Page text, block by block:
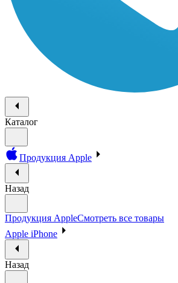
Каталог
Продукция Apple
Назад
Продукция AppleСмотреть все товары
Apple iPhone
Назад